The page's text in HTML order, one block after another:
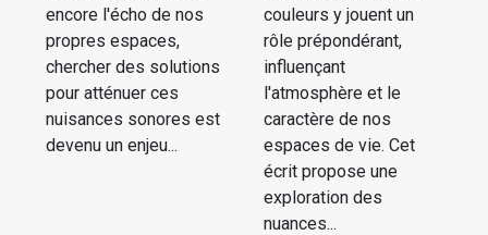
encore l'écho de nos
propres espaces,
chercher des solutions
pour atténuer ces
nuisances sonores est
devenu un enjeu...
couleurs y jouent un
rôle prépondérant,
influençant
l'atmosphère et le
caractère de nos
espaces de vie. Cet
écrit propose une
exploration des
nuances...